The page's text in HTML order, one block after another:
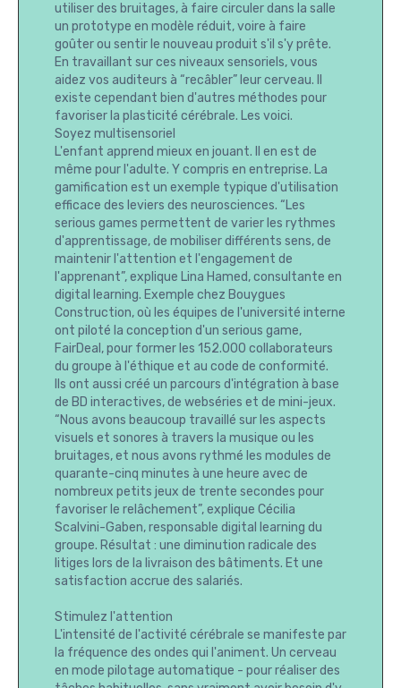
utiliser des bruitages, à faire circuler dans la salle
un prototype en modèle réduit, voire à faire
goûter ou sentir le nouveau produit s'il s'y prête.
En travaillant sur ces niveaux sensoriels, vous
aidez vos auditeurs à “recâbler” leur cerveau. Il
existe cependant bien d'autres méthodes pour
favoriser la plasticité cérébrale. Les voici.
Soyez multisensoriel
L'enfant apprend mieux en jouant. Il en est de
même pour l'adulte. Y compris en entreprise. La
gamification est un exemple typique d'utilisation
efficace des leviers des neurosciences. “Les
serious games permettent de varier les rythmes
d'apprentissage, de mobiliser différents sens, de
maintenir l'attention et l'engagement de
l'apprenant”, explique Lina Hamed, consultante en
digital learning. Exemple chez Bouygues
Construction, où les équipes de l'université interne
ont piloté la conception d'un serious game,
FairDeal, pour former les 152.000 collaborateurs
du groupe à l'éthique et au code de conformité.
Ils ont aussi créé un parcours d'intégration à base
de BD interactives, de webséries et de mini-jeux.
“Nous avons beaucoup travaillé sur les aspects
visuels et sonores à travers la musique ou les
bruitages, et nous avons rythmé les modules de
quarante-cinq minutes à une heure avec de
nombreux petits jeux de trente secondes pour
favoriser le relâchement”, explique Cécilia
Scalvini-Gaben, responsable digital learning du
groupe. Résultat : une diminution radicale des
litiges lors de la livraison des bâtiments. Et une
satisfaction accrue des salariés.
Stimulez l'attention
L'intensité de l'activité cérébrale se manifeste par
la fréquence des ondes qui l'animent. Un cerveau
en mode pilotage automatique - pour réaliser des